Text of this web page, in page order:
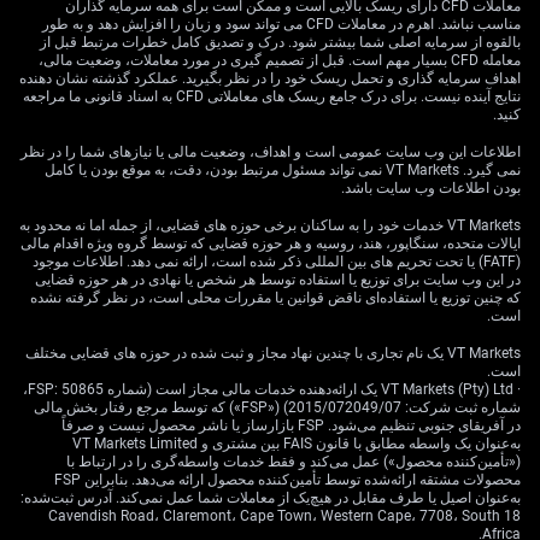
already factor into.
Those engaged in rate-sensitive strategies should be
aware: even in the absence of headline CPI acceleration,
the Federal Reserve may hold rates higher for longer if it
Barr’s remarks, cautious as they may seem, point to a
Fed keeping one eye on policy spillovers. Accordingly,
need rebalancing if consensus timing shifts.
Market Adjustments And
Risk Parameters
What’s more, spreads across different durations could
readjust if there’s an increased divergence between
near-term inflation resilience and mid-term risk. This
isn’t about panic positioning—but rather minor, sensible
recalibrations. The recent stability in core inflation won’t
معاملات CFD دارای ریسک بالایی است و ممکن است برای همه سرمایه گذاران
مناسب نباشد. اهرم در معاملات CFD می تواند سود و زیان را افزایش دهد و به طور
بالقوه از سرمایه اصلی شما بیشتر شود. درک و تصدیق کامل خطرات مرتبط قبل از
معامله CFD بسیار مهم است. قبل از تصمیم گیری در مورد معاملات، وضعیت مالی،
اهداف سرمایه گذاری و تحمل ریسک خود را در نظر بگیرید. عملکرد گذشته نشان دهنده
نتایج آینده نیست. برای درک جامع ریسک های معاملاتی CFD به اسناد قانونی ما مراجعه
کنید.
اطلاعات این وب سایت عمومی است و اهداف، وضعیت مالی یا نیازهای شما را در نظر
نمی گیرد. VT Markets نمی تواند مسئول مرتبط بودن، دقت، به موقع بودن یا کامل
بودن اطلاعات وب سایت باشد.
VT Markets خدمات خود را به ساکنان برخی حوزه های قضایی، از جمله اما نه محدود به
ایالات متحده، سنگاپور، هند، روسیه و هر حوزه قضایی که توسط گروه ویژه اقدام مالی
(FATF) یا تحت تحریم های بین المللی ذکر شده است، ارائه نمی دهد. اطلاعات موجود
در این وب سایت برای توزیع یا استفاده توسط هر شخص یا نهادی در هر حوزه قضایی
که چنین توزیع یا استفاده‌ای ناقض قوانین یا مقررات محلی است، در نظر گرفته نشده
است.
VT Markets یک نام تجاری با چندین نهاد مجاز و ثبت شده در حوزه های قضایی مختلف
است.
· VT Markets (Pty) Ltd یک ارائه‌دهنده خدمات مالی مجاز است (شماره FSP: 50865،
شماره ثبت شرکت: 2015/072049/07) («FSP») که توسط مرجع رفتار بخش مالی
در آفریقای جنوبی تنظیم می‌شود. FSP بازارساز یا ناشر محصول نیست و صرفاً
به‌عنوان یک واسطه مطابق با قانون FAIS بین مشتری و VT Markets Limited
(«تأمین‌کننده محصول») عمل می‌کند و فقط خدمات واسطه‌گری را در ارتباط با
محصولات مشتقه ارائه‌شده توسط تأمین‌کننده محصول ارائه می‌دهد. بنابراین FSP
به‌عنوان اصیل یا طرف مقابل در هیچ‌یک از معاملات شما عمل نمی‌کند. آدرس ثبت‌شده:
18 Cavendish Road، Claremont، Cape Town، Western Cape، 7708، South
Africa.